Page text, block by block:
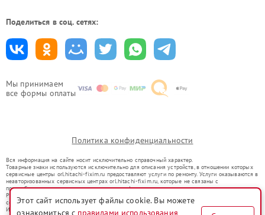
Мы принимаем
все формы оплаты
Поделиться в соц. сетях:
Политика конфиденциальности
Вся информация на сайте носит исключительно справочный характер.
Товарные знаки используются исключительно для описания устройств, в отношении которых
сервисные центры orl.hitachi-fixim.ru предоставляют услуги по ремонту. Услуги оказываются в
неавторизованных сервисных центрах orl.hitachi-fixim.ru, которые не связаны с
правообладателями товарных знаков или их официальными представителями.
Ремонт осуществляется для устройств, уже введенных в гражданский оборот в соответствии
со статьей 1487 ГК РФ.
Использование товарных знаков не преследует цели индивидуализации услуг или введения
Этот сайт использует файлы cookie. Вы можете
ознакомиться с правилами использования